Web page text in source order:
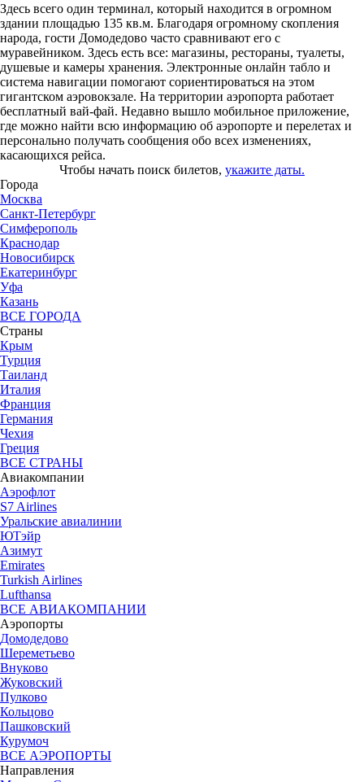
Здесь всего один терминал, который находится в огромном
здании площадью 135 кв.м. Благодаря огромному скопления
народа, гости Домодедово часто сравнивают его с
муравейником. Здесь есть все: магазины, рестораны, туалеты,
душевые и камеры хранения. Электронные онлайн табло и
система навигации помогают сориентироваться на этом
гигантском аэровокзале. На территории аэропорта работает
бесплатный вай-фай. Недавно вышло мобильное приложение,
где можно найти всю информацию об аэропорте и перелетах и
персонально получать сообщения обо всех изменениях,
касающихся рейса.
Чтобы начать поиск билетов, укажите даты.
Города
Москва
Санкт-Петербург
Симферополь
Краснодар
Новосибирск
Екатеринбург
Уфа
Казань
ВСЕ ГОРОДА
Страны
Крым
Турция
Таиланд
Италия
Франция
Германия
Чехия
Греция
ВСЕ СТРАНЫ
Авиакомпании
Аэрофлот
S7 Airlines
Уральские авиалинии
ЮТэйр
Азимут
Emirates
Turkish Airlines
Lufthansa
ВСЕ АВИАКОМПАНИИ
Аэропорты
Домодедово
Шереметьево
Внуково
Жуковский
Пулково
Кольцово
Пашковский
Курумоч
ВСЕ АЭРОПОРТЫ
Направления